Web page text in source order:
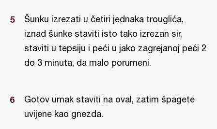
Šunku izrezati u četiri jednaka trouglića,
iznad šunke staviti isto tako izrezan sir,
staviti u tepsiju i peći u jako zagrejanoj peći 2
do 3 minuta, da malo porumeni.
Gotov umak staviti na oval, zatim špagete
uvijene kao gnezda.